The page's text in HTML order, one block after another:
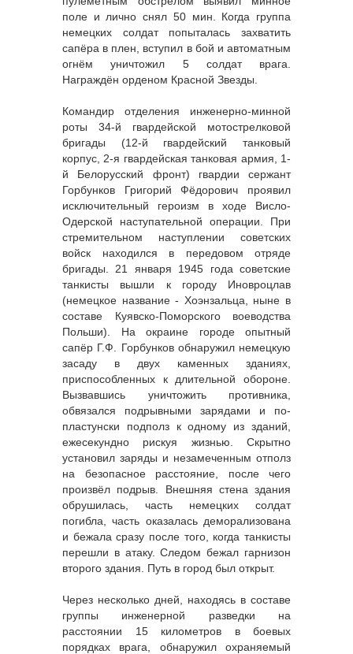
поле и лично снял 50 мин. Когда группа
немецких солдат попыталась захватить
сапёра в плен, вступил в бой и автоматным
огнём уничтожил 5 солдат врага.
Награждён орденом Красной Звезды.
Командир отделения инженерно-минной
роты 34-й гвардейской мотострелковой
бригады (12-й гвардейский танковый
корпус, 2-я гвардейская танковая армия, 1-
й Белорусский фронт) гвардии сержант
Горбунков Григорий Фёдорович проявил
исключительный героизм в ходе Висло-
Одерской наступательной операции. При
стремительном наступлении советских
войск находился в передовом отряде
бригады. 21 января 1945 года советские
танкисты вышли к городу Иновроцлав
(немецкое название - Хоэнзальца, ныне в
составе Куявско-Поморского воеводства
Польши). На окраине городе опытный
сапёр Г.Ф. Горбунков обнаружил немецкую
засаду в двух каменных зданиях,
приспособленных к длительной обороне.
Вызвавшись уничтожить противника,
обвязался подрывными зарядами и по-
пластунски подполз к одному из зданий,
ежесекундно рискуя жизнью. Скрытно
установил заряды и незамеченным отполз
на безопасное расстояние, после чего
произвёл подрыв. Внешняя стена здания
обрушилась, часть немецких солдат
погибла, часть оказалась деморализована
и бежала сразу после того, когда танкисты
перешли в атаку. Следом бежал гарнизон
второго здания. Путь в город был открыт.
Через несколько дней, находясь в составе
группы инженерной разведки на
расстоянии 15 километров в боевых
порядках врага, обнаружил охраняемый